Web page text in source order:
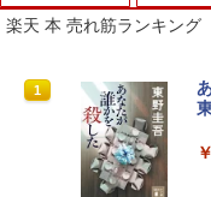
1
o
1
1
楽天 本 売れ筋ランキング
1